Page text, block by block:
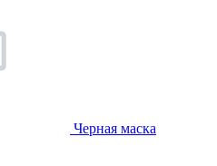
Черная маска